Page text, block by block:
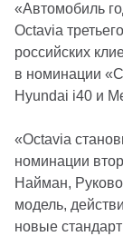
«Автомобиль
Octavia
российских
в номинации
Hyundai i40 и
«Octavia
номинации
Найман,
модель,
новые